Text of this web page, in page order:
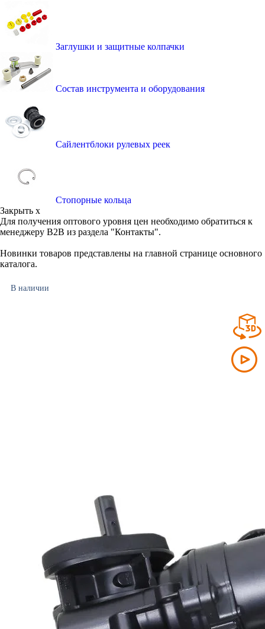
Заглушки и защитные колпачки
Состав инструмента и оборудования
Сайлентблоки рулевых реек
Стопорные кольца
Закрыть x
Для получения оптового уровня цен необходимо обратиться к
менеджеру B2B из раздела "Контакты".
Новинки товаров представлены на главной странице основного
каталога.
В наличии